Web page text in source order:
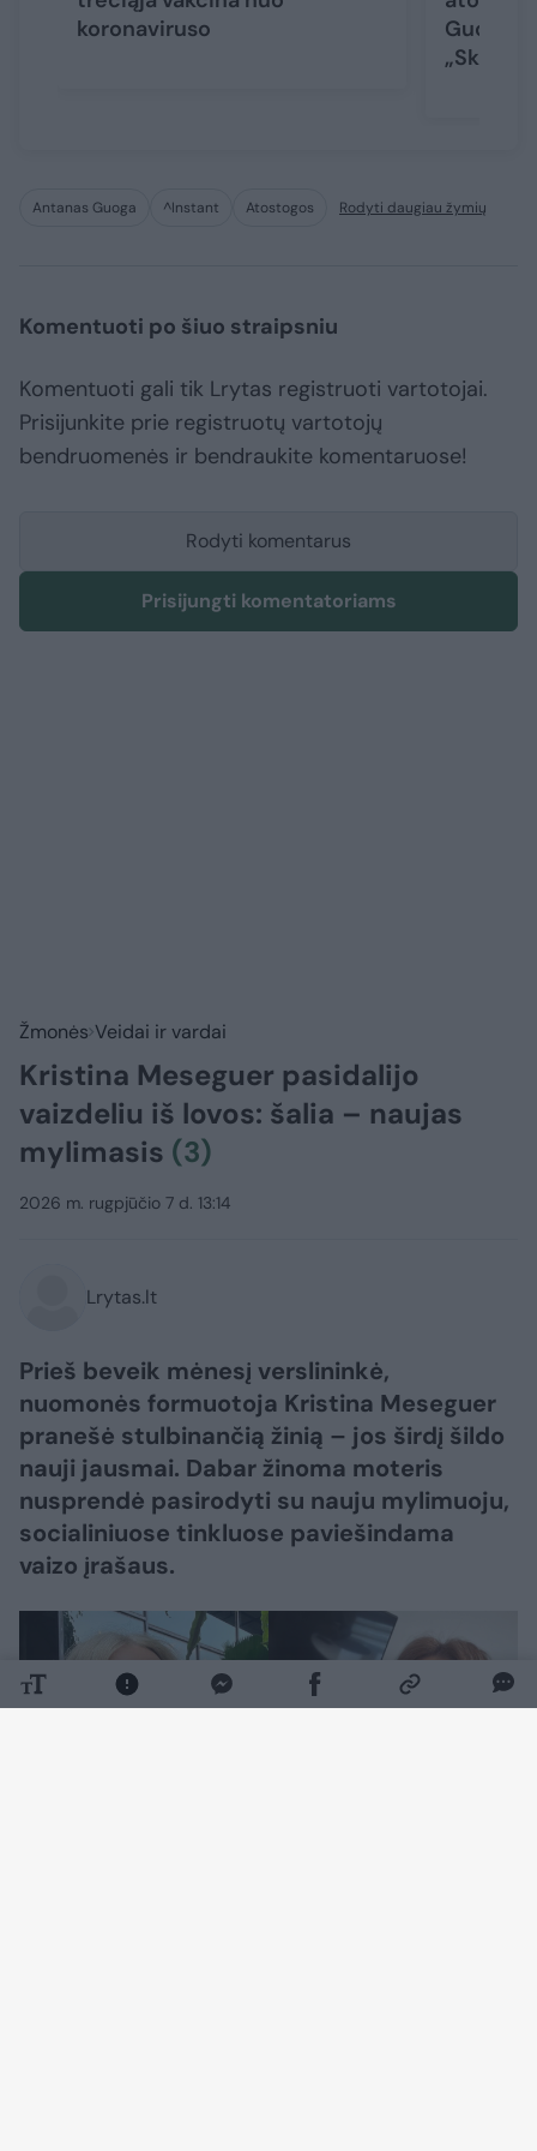
koronaviruso
Guoga
Antanas Guoga ^Instant Atostogos Rodyti daugiau žymių
Komentuoti po šiuo straipsniu
Komentuoti gali tik Lrytas registruoti vartotojai.
Prisijunkite prie registruotų vartotojų
bendruomenės ir bendraukite komentaruose!
Rodyti komentarus
Prisijungti komentatoriams
Žmonės Veidai ir vardai
Kristina Meseguer pasidalijo
vaizdeliu iš lovos: šalia – naujas
mylimasis (3)
2026 m. rugpjūčio 7 d. 13:14
Lrytas.lt
Prieš beveik mėnesį verslininkė,
nuomonės formuotoja Kristina Meseguer
pranešė stulbinančią žinią – jos širdį šildo
nauji jausmai. Dabar žinoma moteris
nusprendė pasirodyti su nauju mylimuoju,
socialiniuose tinkluose paviešindama
vaizo įrašaus.